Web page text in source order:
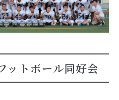
ットボール同好会